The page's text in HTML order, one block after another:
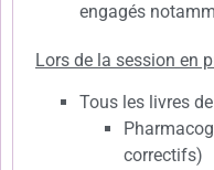
engagés
Lors de la session en
Tous les livres
correctifs)